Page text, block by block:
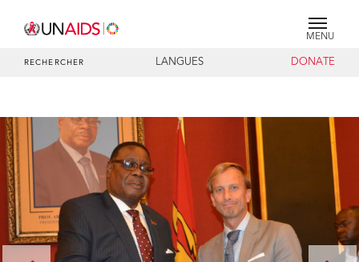
MENU
RECHERCHER LANGUES DONATE